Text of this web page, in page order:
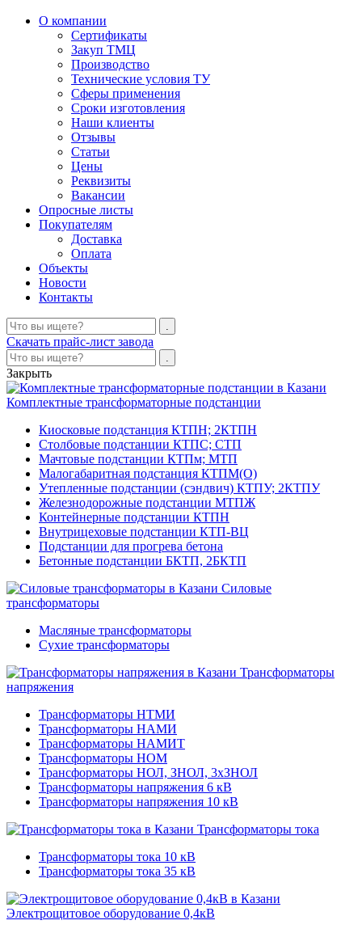
О компании
Сертификаты
Закуп ТМЦ
Производство
Технические условия ТУ
Сферы применения
Сроки изготовления
Наши клиенты
Отзывы
Статьи
Цены
Реквизиты
Вакансии
Опросные листы
Покупателям
Доставка
Оплата
Объекты
Новости
Контакты
Скачать прайс-лист завода
Закрыть
Комплектные трансформаторные подстанции
Киосковые подстанция КТПН; 2КТПН
Столбовые подстанции КТПС; СТП
Мачтовые подстанции КТПм; МТП
Малогабаритная подстанция КТПМ(О)
Утепленные подстанции (сэндвич) КТПУ; 2КТПУ
Железнодорожные подстанции МТПЖ
Контейнерные подстанции КТПН
Внутрицеховые подстанции КТП-ВЦ
Подстанции для прогрева бетона
Бетонные подстанции БКТП, 2БКТП
Силовые
трансформаторы
Масляные трансформаторы
Сухие трансформаторы
Трансформаторы
напряжения
Трансформаторы НТМИ
Трансформаторы НАМИ
Трансформаторы НАМИТ
Трансформаторы НОМ
Трансформаторы НОЛ, ЗНОЛ, 3хЗНОЛ
Трансформаторы напряжения 6 кВ
Трансформаторы напряжения 10 кВ
Трансформаторы тока
Трансформаторы тока 10 кВ
Трансформаторы тока 35 кВ
Электрощитовое оборудование 0,4кВ